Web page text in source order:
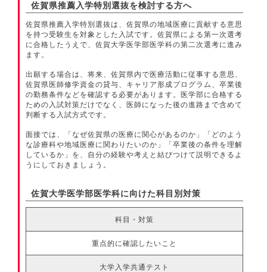
佐賀県推薦入学特別選抜を検討する方へ
佐賀県推薦入学特別選抜は、佐賀県の地域医療に貢献する意思
を持つ受験生を対象とした入試です。佐賀県による第一次選考
に合格したうえで、佐賀大学医学部医学科の第二次選考に進み
ます。
出願する場合は、将来、佐賀県内で医療活動に従事する意思、
佐賀県医師修学資金の貸与、キャリア形成プログラム、卒業後
の勤務条件などを確認する必要があります。医学部に合格する
ための入試対策だけでなく、医師になった後の進路まで含めて
判断する入試方式です。
面接では、「なぜ佐賀県の医療に関心があるのか」「どのよう
な診療科や地域医療に関わりたいのか」「卒業後の条件を理解
しているか」を、自分の経験や考えと結びつけて説明できるよ
うにしておきましょう。
佐賀大学医学部医学科に向けた科目別対策
科目・対策
重点的に確認したいこと
大学入学共通テスト